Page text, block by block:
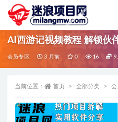
AI西游记视频教程 解锁伙
会员专区 3 月前 0 16
当前位置： 首页 全部分类 会
全部